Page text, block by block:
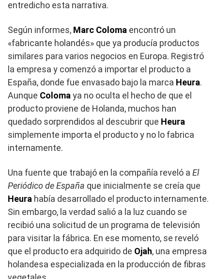
entredicho esta narrativa.
Según informes, Marc Coloma encontró un
«fabricante holandés» que ya producía productos
similares para varios negocios en Europa. Registró
la empresa y comenzó a importar el producto a
España, donde fue envasado bajo la marca Heura.
Aunque Colomaya no oculta el hecho de que el
producto proviene de Holanda, muchos han
quedado sorprendidos al descubrir que Heura
simplemente importa el producto y no lo fabrica
internamente.
Una fuente que trabajó en la compañía reveló a El
Periódico de España que inicialmente se creía que
Heura había desarrollado el producto internamente.
Sin embargo, la verdad salió a la luz cuando se
recibió una solicitud de un programa de televisión
para visitar la fábrica. En ese momento, se reveló
que el producto era adquirido de Ojah, una empresa
holandesa especializada en la producción de fibras